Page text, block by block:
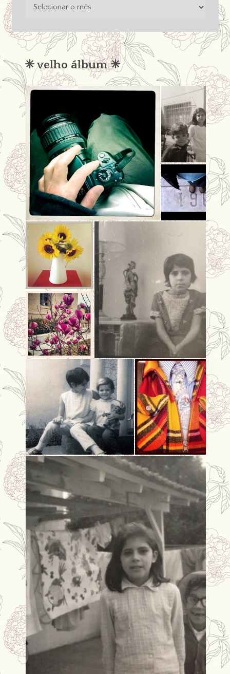
condena
✳︎ velho álbum ✳︎